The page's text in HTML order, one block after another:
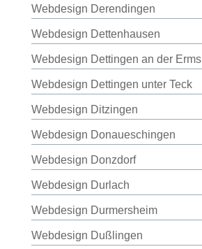
Webdesign Derendingen
Webdesign Dettenhausen
Webdesign Dettingen an der Erms
Webdesign Dettingen unter Teck
Webdesign Ditzingen
Webdesign Donaueschingen
Webdesign Donzdorf
Webdesign Durlach
Webdesign Durmersheim
Webdesign Dußlingen